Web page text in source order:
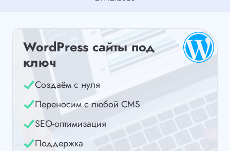
WordPress сайты под
ключ
Создаём с нуля
Переносим с любой CMS
SEO-оптимизация
Поддержка